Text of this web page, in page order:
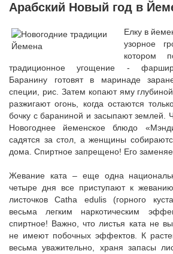
Арабский Новый год в
Елку в
узорное
котором
традиционное угощение -
Баранину готовят в маринаде
специи, рис. Затем копают яму
разжигают огонь, когда остаются
бочку с бараниной и засыпают землей.
Новогоднее йеменское блюдо
садятся за стол, а женщины
дома. Спиртное запрещено! Его
Жевание ката – еще одна
четыре дня все приступают к
листочков Catha edulis (горного
весьма легким наркотическим
спиртное! Важно, что листья ката не
не имеют побочных эффектов. К
весьма уважительно, храня запасы